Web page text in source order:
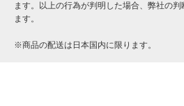
ます。以上の行為が判明した場合、弊社の
ます。
※商品の配送は日本国内に限ります。